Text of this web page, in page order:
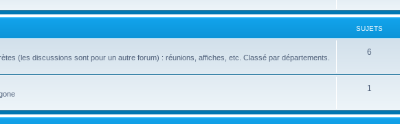
SUJETS
(les discussions sont pour un autre forum) : réunions, affiches, etc. Classé par départements.
6
1